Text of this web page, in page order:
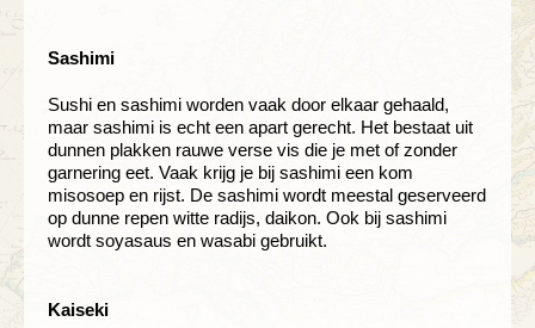
Sashimi
Sushi en sashimi worden vaak door elkaar gehaald,
maar sashimi is echt een apart gerecht. Het bestaat uit
dunnen plakken rauwe verse vis die je met of zonder
garnering eet. Vaak krijg je bij sashimi een kom
misosoep en rijst. De sashimi wordt meestal geserveerd
op dunne repen witte radijs, daikon. Ook bij sashimi
wordt soyasaus en wasabi gebruikt.
Kaiseki